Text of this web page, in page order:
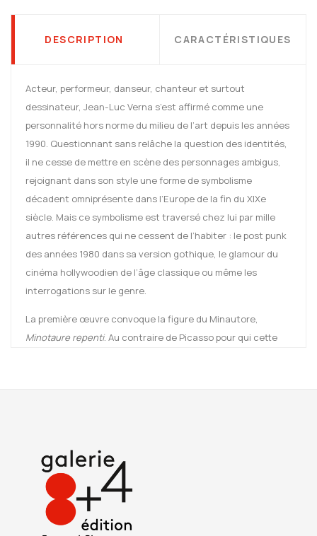
DESCRIPTION CARACTÉRISTIQUES
Acteur, performeur, danseur, chanteur et surtout
dessinateur, Jean-Luc Verna s’est affirmé comme une
personnalité hors norme du milieu de l’art depuis les années
1990. Questionnant sans relâche la question des identités,
il ne cesse de mettre en scène des personnages ambigus,
rejoignant dans son style une forme de symbolisme
décadent omniprésente dans l’Europe de la fin du XIXe
siècle. Mais ce symbolisme est traversé chez lui par mille
autres références qui ne cessent de l’habiter : le post punk
des années 1980 dans sa version gothique, le glamour du
cinéma hollywoodien de l’âge classique ou même les
interrogations sur le genre.
La première œuvre convoque la figure du Minautore,
Minotaure repenti. Au contraire de Picasso pour qui cette
surgissant des ténèbres pour mieux contempler l’univers. Se
faire tatouer sur son front
véritable injonction face aux attitudes de nos
contemporains. Par cette œuvre, Jean-Luc Verna réfute les
lourds discours pessimistes sur notre temps pour mieux